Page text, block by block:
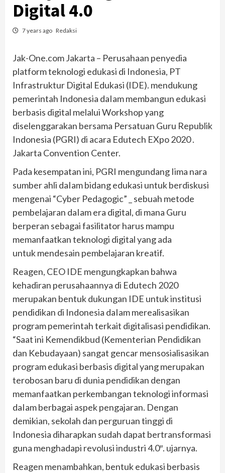
Digital 4.0
7 years ago Redaksi
Jak-One.com Jakarta – Perusahaan penyedia
platform teknologi edukasi di Indonesia, PT
Infrastruktur Digital Edukasi (IDE). mendukung
pemerintah Indonesia daIam membangun edukasi
berbasis digital melalui Workshop yang
diselenggarakan bersama Persatuan Guru Republik
Indonesia (PGRI) di acara Edutech EXpo 2020 .
Jakarta Convention Center.
Pada kesempatan ini, PGRI mengundang Iima nara
sumber ahli daIam bidang edukasi untuk berdiskusi
mengenai “Cyber Pedagogic” _ sebuah metode
pembelajaran daIam era digital, di mana Guru
berperan sebagai fasilitator harus mampu
memanfaatkan teknologi digital yang ada
untuk mendesain pembelajaran kreatif.
Reagen, CEO IDE mengungkapkan bahwa
kehadiran perusahaannya di Edutech 2020
merupakan bentuk dukungan IDE untuk institusi
pendidikan di Indonesia daIam merealisasikan
program pemerintah terkait digitalisasi pendidikan.
“Saat ini Kemendikbud (Kementerian Pendidikan
dan Kebudayaan) sangat gencar mensosialisasikan
program edukasi berbasis digital yang merupakan
terobosan baru di dunia pendidikan dengan
memanfaatkan perkembangan teknologi informasi
daIam berbagai aspek pengajaran. Dengan
demikian, sekolah dan perguruan tinggi di
Indonesia diharapkan sudah dapat bertransformasi
guna menghadapi revolusi industri 4.0″. ujarnya.
Reagen menambahkan, bentuk edukasi berbasis